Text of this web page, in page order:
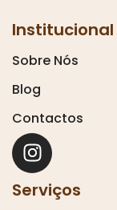
Institucional
Sobre Nós
Blog
Contactos
Serviços